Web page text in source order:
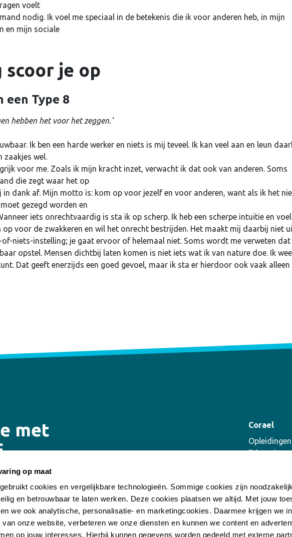
op maat
cookies en vergelijkbare technologieën. Sommige cookies zijn
en betrouwbaar te laten werken. Deze cookies plaatsen we altijd. Met jouw
we ook analytische, personalisatie- en marketingcookies. Daarmee krijgen we
van onze website, verbeteren we onze diensten en kunnen we content en
op jouw interesses. Hierbij kunnen gegevens worden gedeeld met externe
voelt
nodig. Ik voel me speciaal in de betekenis die ik voor anderen heb, in mijn
en mijn sociale
je op
een Type 8
hebben het voor het zeggen.’
Ik ben een harde werker en niets is mij teveel. Ik kan veel aan en leun
zaakjes wel.
voor me. Zoals ik mijn kracht inzet, verwacht ik dat ook van anderen. Soms
die zegt waar het op
dank af. Mijn motto is: kom op voor jezelf en voor anderen, want als ik het
gezegd worden en
iets onrechtvaardig is sta ik op scherp. Ik heb een scherpe intuïtie en voel
voor de zwakkeren en wil het onrecht bestrijden. Het maakt mij daarbij niet
of-niets-instelling; je gaat ervoor of helemaal niet. Soms wordt me verweten dat
opstel. Mensen dichtbij laten komen is niet iets wat ik van nature doe. Ik
Dat geeft enerzijds een goed gevoel, maar ik sta er hierdoor ook vaak alleen
met
en
Corael
E-learning
Incompany